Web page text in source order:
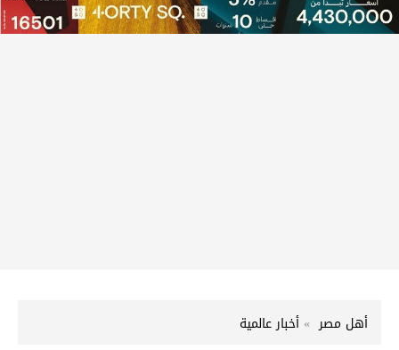
أهل مصر أخبار عالمية